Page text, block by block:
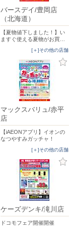
バースデイ/豊岡店
（北海道）
【夏物値下しました！】い
ますぐ使える夏物がお買…
[＋]その他の店舗
マックスバリュ/赤平
店
【iAEONアプリ】イオンの
なつやすみガッチャ！
[＋]その他の店舗
ケーズデンキ/滝川店
ドコモフェア開催開催